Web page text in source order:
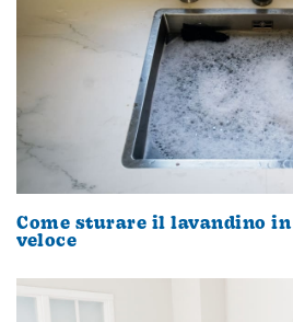
Come sturare il lavandino in
veloce